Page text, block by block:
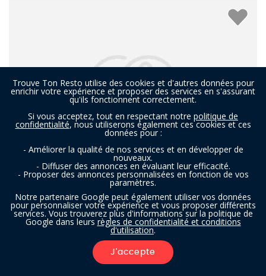
FILTRES
Restaurant à Grimbergen - À 4,2 km
Trouve Ton Resto utilise des cookies et d'autres données pour
enrichir votre expérience et proposer des services en s'assurant
qu'ils fonctionnent correctement.
Si vous acceptez, tout en respectant notre politique de
confidentialité, nous utiliserons également ces cookies et ces
données pour :
- Améliorer la qualité de nos services et en développer de
nouveaux.
- Diffuser des annonces en évaluant leur efficacité.
- Proposer des annonces personnalisées en fonction de vos
paramètres.
Notre partenaire Google peut également utiliser vos données
pour personnaliser votre expérience et vous proposer différents
services. Vous trouverez plus d'informations sur la politique de
Google dans leurs règles de confidentialité et conditions
d'utilisation.
J'accepte